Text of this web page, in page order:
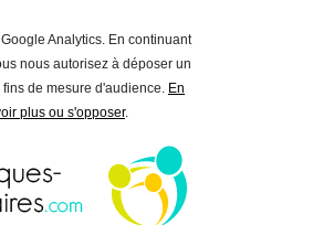
Analytics. En continuant
nous autorisez à déposer un
de mesure d'audience. En
plus ou s'opposer.